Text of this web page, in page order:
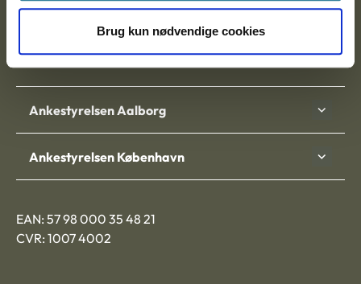
Brug kun nødvendige cookies
Nytorv 7, 2. sal
Ankestyrelsen Aalborg
Ankestyrelsen København
EAN: 57 98 000 35 48 21
CVR: 1007 4002